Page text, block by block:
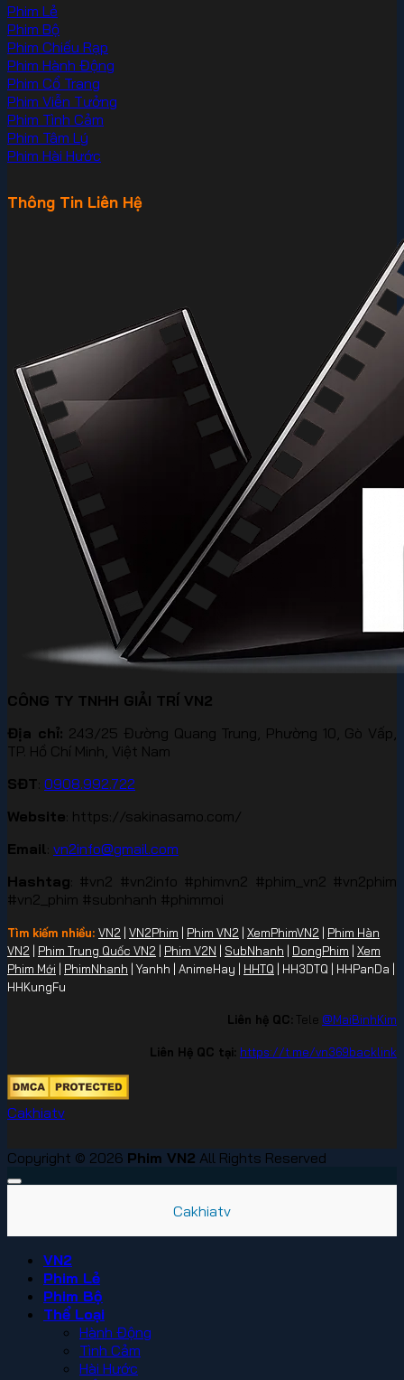
Phim Lẻ
Phim Bộ
Phim Chiếu Rạp
Phim Hành Động
Phim Cổ Trang
Phim Viễn Tưởng
Phim Tình Cảm
Phim Tâm Lý
Phim Hài Hước
Thông Tin Liên Hệ
CÔNG TY TNHH GIẢI TRÍ VN2
Địa chỉ: 243/25 Đường Quang Trung, Phường 10, Gò Vấp,
TP. Hồ Chí Minh, Việt Nam
SĐT 0908.992.722
Website : https://sakinasamo.com/
Email vn2info@gmail.com
Hashtag : #vn2 #vn2info #phimvn2 #phim_vn2 #vn2phim
#vn2_phim #subnhanh #phimmoi
Tìm kiếm nhiều: VN2 | VN2Phim | Phim VN2 | XemPhimVN2 | Phim Hàn
VN2 | Phim Trung Quốc VN2 | Phim V2N | SubNhanh | DongPhim | Xem
Phim Mới | PhimNhanh | Yanhh | AnimeHay | HHTQ | HH3DTQ | HHPanDa |
HHKungFu
Liên hệ QC: Tele @MaiBinhKim
Liên Hệ QC tại: https://t.me/vn369backlink
Cakhiatv
Copyright © 2026 Phim VN2 All Rights Reserved
Cakhiatv
VN2
Phim Lẻ
Phim Bộ
Thể Loại
Hành Động
Tình Cảm
Hài Hước